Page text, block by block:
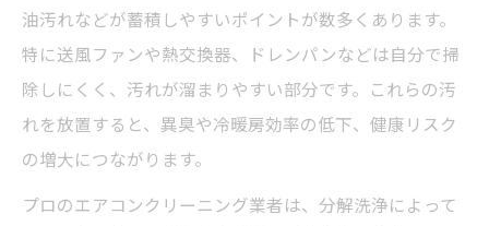
油汚れなどが蓄積しやすいポイントが数多くあります。
特に送風ファンや熱交換器、ドレンパンなどは自分で掃
除しにくく、汚れが溜まりやすい部分です。これらの汚
れを放置すると、異臭や冷暖房効率の低下、健康リスク
の増大につながります。
プロのエアコンクリーニング業者は、分解洗浄によって